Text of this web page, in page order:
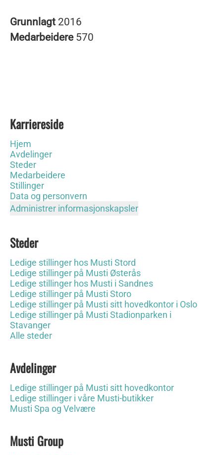
Grunnlagt 2016
Medarbeidere 570
Karriereside
Hjem
Avdelinger
Steder
Medarbeidere
Stillinger
Data og personvern
Administrer informasjonskapsler
Steder
Ledige stillinger hos Musti Stord
Ledige stillinger på Musti Østerås
Ledige stillinger hos Musti i Sandnes
Ledige stillinger på Musti Storo
Ledige stillinger på Musti sitt hovedkontor i Oslo
Ledige stillinger på Musti Stadionparken i
Stavanger
Alle steder
Avdelinger
Ledige stillinger på Musti sitt hovedkontor
Ledige stillinger i våre Musti-butikker
Musti Spa og Velvære
Musti Group